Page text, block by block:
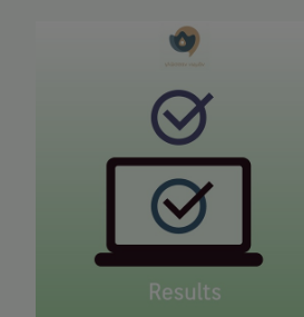
Αποτελέσματα Εξετάσεων